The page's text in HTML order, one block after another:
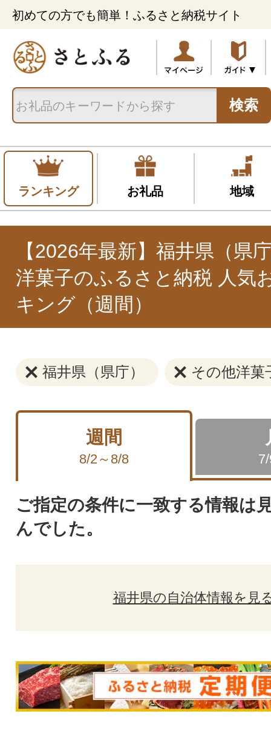
初めての方でも簡単！ふるさと納税サイト
検索
ランキング お礼品 地域
【2026年最新】福井県（県
洋菓子のふるさと納税 人気
キング（週間）
福井県（県庁） その他洋菓
週間
8/2～8/8
ご指定の条件に一致する情報は
んでした。
福井県の自治体情報を見